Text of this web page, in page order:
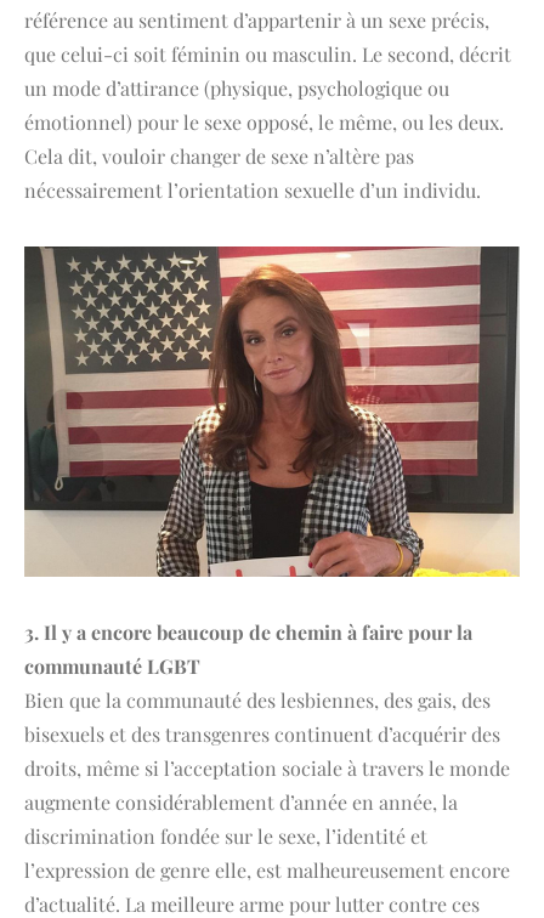
référence au sentiment d’appartenir à un sexe précis,
que celui-ci soit féminin ou masculin. Le second, décrit
un mode d’attirance (physique, psychologique ou
émotionnel) pour le sexe opposé, le même, ou les deux.
Cela dit, vouloir changer de sexe n’altère pas
nécessairement l’orientation sexuelle d’un individu.
3. Il y a encore beaucoup de chemin à faire pour la
communauté LGBT
Bien que la communauté des lesbiennes, des gais, des
bisexuels et des transgenres continuent d’acquérir des
droits, même si l’acceptation sociale à travers le monde
augmente considérablement d’année en année, la
discrimination fondée sur le sexe, l’identité et
l’expression de genre elle, est malheureusement encore
d’actualité. La meilleure arme pour lutter contre ces